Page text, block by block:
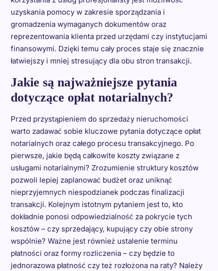
uzyskania pomocy w zakresie sporządzania i
gromadzenia wymaganych dokumentów oraz
reprezentowania klienta przed urzędami czy instytucjami
finansowymi. Dzięki temu cały proces staje się znacznie
łatwiejszy i mniej stresujący dla obu stron transakcji.
Jakie są najważniejsze pytania
dotyczące opłat notarialnych?
Przed przystąpieniem do sprzedaży nieruchomości
warto zadawać sobie kluczowe pytania dotyczące opłat
notarialnych oraz całego procesu transakcyjnego. Po
pierwsze, jakie będą całkowite koszty związane z
usługami notarialnymi? Zrozumienie struktury kosztów
pozwoli lepiej zaplanować budżet oraz uniknąć
nieprzyjemnych niespodzianek podczas finalizacji
transakcji. Kolejnym istotnym pytaniem jest to, kto
dokładnie ponosi odpowiedzialność za pokrycie tych
kosztów – czy sprzedający, kupujący czy obie strony
wspólnie? Ważne jest również ustalenie terminu
płatności oraz formy rozliczenia – czy będzie to
jednorazowa płatność czy też rozłożona na raty? Należy